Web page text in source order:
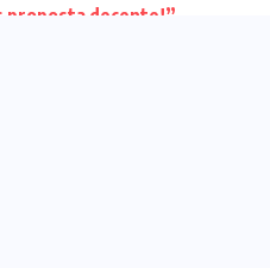
proposta decente!”